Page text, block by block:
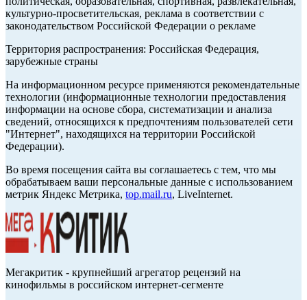
культурно-просветительская, реклама в соответствии с
законодательством Российской Федерации о рекламе
Территория распространения: Российская Федерация,
зарубежные страны
На информационном ресурсе применяются рекомендательные
технологии (информационные технологии предоставления
информации на основе сбора, систематизации и анализа
сведений, относящихся к предпочтениям пользователей сети
"Интернет", находящихся на территории Российской
Федерации).
Во время посещения сайта вы соглашаетесь с тем, что мы
обрабатываем ваши персональные данные с использованием
метрик Яндекс Метрика, top.mail.ru, LiveInternet.
Мегакритик - крупнейший агрегатор рецензий на
кинофильмы в российском интернет-сегменте